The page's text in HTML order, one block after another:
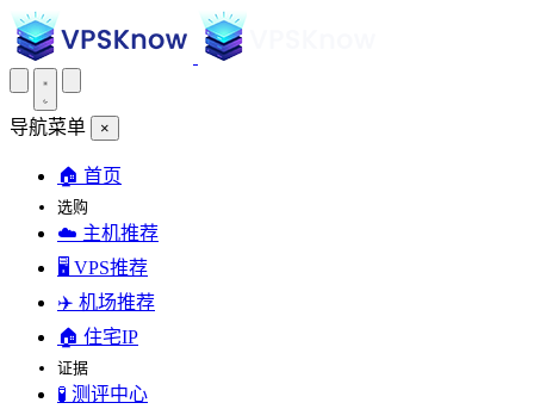
导航菜单 ×
🏠 首页
选购
☁️ 主机推荐
🖥️ VPS推荐
✈️ 机场推荐
🏠 住宅IP
证据
🧪 测评中心